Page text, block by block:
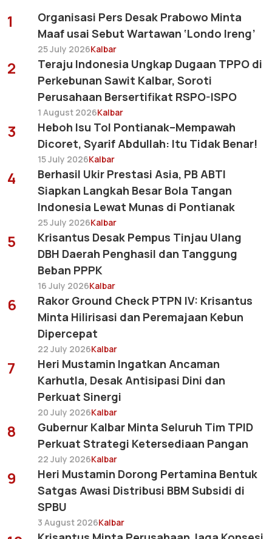
1
Organisasi Pers Desak Prabowo Minta
Maaf usai Sebut Wartawan ‘Londo Ireng’
25 July 2026Kalbar
2
Teraju Indonesia Ungkap Dugaan TPPO di
Perkebunan Sawit Kalbar, Soroti
Perusahaan Bersertifikat RSPO-ISPO
1 August 2026Kalbar
3
Heboh Isu Tol Pontianak–Mempawah
Dicoret, Syarif Abdullah: Itu Tidak Benar!
15 July 2026Kalbar
4
Berhasil Ukir Prestasi Asia, PB ABTI
Siapkan Langkah Besar Bola Tangan
Indonesia Lewat Munas di Pontianak
25 July 2026Kalbar
5
Krisantus Desak Pempus Tinjau Ulang
DBH Daerah Penghasil dan Tanggung
Beban PPPK
16 July 2026Kalbar
6
Rakor Ground Check PTPN IV: Krisantus
Minta Hilirisasi dan Peremajaan Kebun
Dipercepat
22 July 2026Kalbar
7
Heri Mustamin Ingatkan Ancaman
Karhutla, Desak Antisipasi Dini dan
Perkuat Sinergi
20 July 2026Kalbar
8
Gubernur Kalbar Minta Seluruh Tim TPID
Perkuat Strategi Ketersediaan Pangan
22 July 2026Kalbar
9
Heri Mustamin Dorong Pertamina Bentuk
Satgas Awasi Distribusi BBM Subsidi di
SPBU
3 August 2026Kalbar